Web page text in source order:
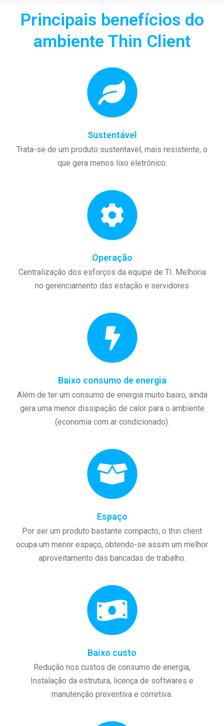
Principais benefícios do
ambiente Thin Client
Sustentável
Trata-se de um produto sustentavel, mais resistente, o
que gera menos lixo eletrônico.
Operação
Centralização dos esforços da equipe de TI. Melhoria
no gerenciamento das estação e servidores
Baixo consumo de energia
Além de ter um consumo de energia muito baixo, ainda
gera uma menor dissipação de calor para o ambiente
(economia com ar condicionado).
Espaço
Por ser um produto bastante compacto, o thin client
ocupa um menor espaço, obtendo-se assim um melhor
aproveitamento das bancadas de trabalho.
Baixo custo
Redução nos custos de consumo de energia,
Instalação da estrutura, licença de softwares e
manutenção preventiva e corretiva.